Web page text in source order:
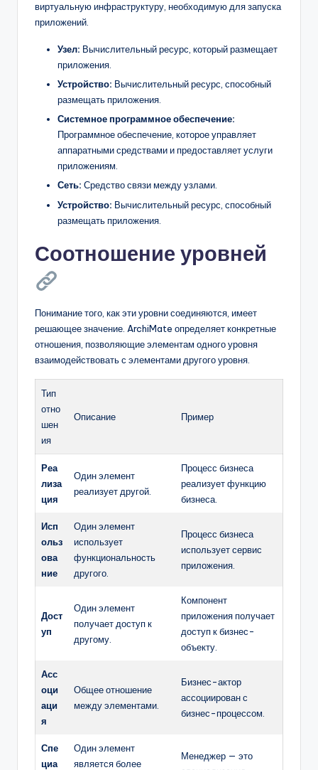
виртуальную инфраструктуру, необходимую для запуска
приложений.
Узел: Вычислительный ресурс, который размещает
приложения.
Устройство: Вычислительный ресурс, способный
размещать приложения.
Системное программное обеспечение:
Программное обеспечение, которое управляет
аппаратными средствами и предоставляет услуги
приложениям.
Сеть: Средство связи между узлами.
Устройство: Вычислительный ресурс, способный
размещать приложения.
Соотношение уровней
Понимание того, как эти уровни соединяются, имеет
решающее значение. ArchiMate определяет конкретные
отношения, позволяющие элементам одного уровня
взаимодействовать с элементами другого уровня.
Тип
отно
шен
ия
Описание Пример
Реа
лиза
ция
Один элемент
реализует другой.
Процесс бизнеса
реализует функцию
бизнеса.
Исп
ольз
ова
ние
Один элемент
использует
функциональность
другого.
Процесс бизнеса
использует сервис
приложения.
Дост
уп
Один элемент
получает доступ к
другому.
Компонент
приложения получает
доступ к бизнес-
объекту.
Асс
оци
аци
я
Общее отношение
между элементами.
Бизнес-актор
ассоциирован с
бизнес-процессом.
Спе
циа
Один элемент
является более
Менеджер — это